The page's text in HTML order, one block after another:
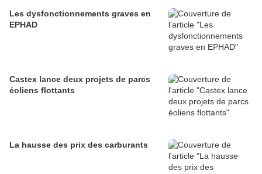
Les dysfonctionnements graves en
EPHAD
Castex lance deux projets de parcs
éoliens flottants
La hausse des prix des carburants